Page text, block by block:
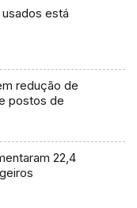
está
redução de
postos de
22,4